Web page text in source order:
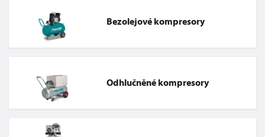
Bezolejové kompresory
Odhlučněné kompresory